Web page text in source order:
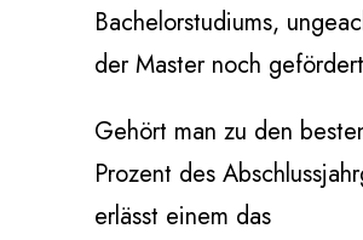
Bachelorstudiums,
der Master noch
Gehört man zu den
Prozent des
erlässt einem das